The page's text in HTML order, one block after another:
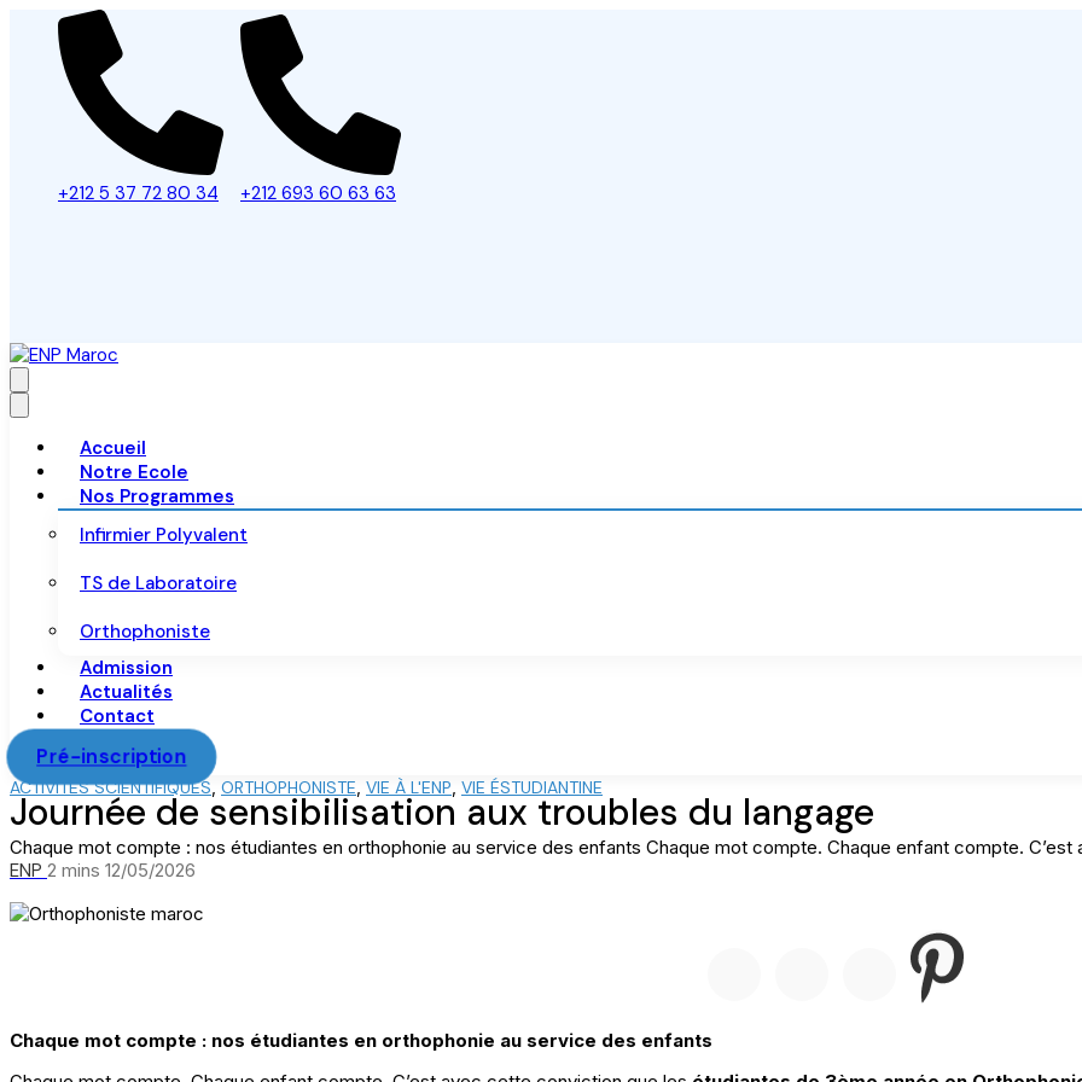
+212 5 37 72 80 34 +212 693 60 63 63
Accueil
Notre Ecole
Nos Programmes
Infirmier Polyvalent
TS de Laboratoire
Orthophoniste
Admission
Actualités
Contact
Pré-inscription
ACTIVITÉS SCIENTIFIQUES ORTHOPHONISTE VIE À L'ENP VIE ÉSTUDIANTINE
Journée de sensibilisation aux troubles du langage
Chaque mot compte : nos étudiantes en orthophonie au service des enfants Chaque mot compte. Chaque enfant compte. C’est
ENP 2 mins 12/05/2026
Chaque mot compte : nos étudiantes en orthophonie au service des enfants